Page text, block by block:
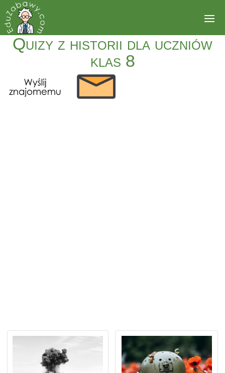
Quizy z historii dla uczniów
klas 8